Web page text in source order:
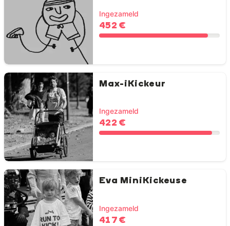
Ingezameld
452 €
Max-iKickeur
Ingezameld
422 €
Eva MiniKickeuse
Ingezameld
417 €